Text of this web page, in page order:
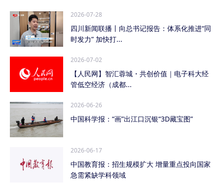
2026-07-28
四川新闻联播丨向总书记报告：体系化推进“同
时发力” 加快打...
2026-07-02
【人民网】智汇蓉城・共创价值｜电子科大经
管低空经济（成都...
2026-06-26
中国科学报：“画”出江口沉银“3D藏宝图”
2026-06-17
中国教育报：招生规模扩大 增量重点投向国家
急需紧缺学科领域